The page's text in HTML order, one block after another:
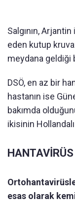
Salgının,
eden kutup
meydana geldiği
DSÖ, en az bir
hastanın ise
bakımda
ikisinin
esas olarak